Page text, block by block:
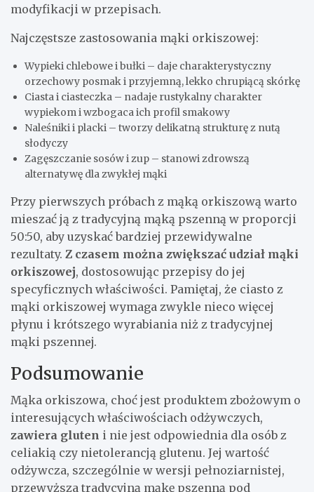
modyfikacji w przepisach.
Najczęstsze zastosowania mąki orkiszowej:
Wypieki chlebowe i bułki – daje charakterystyczny
orzechowy posmak i przyjemną, lekko chrupiącą skórkę
Ciasta i ciasteczka – nadaje rustykalny charakter
wypiekom i wzbogaca ich profil smakowy
Naleśniki i placki – tworzy delikatną strukturę z nutą
słodyczy
Zagęszczanie sosów i zup – stanowi zdrowszą
alternatywę dla zwykłej mąki
Przy pierwszych próbach z mąką orkiszową warto
mieszać ją z tradycyjną mąką pszenną w proporcji
50:50, aby uzyskać bardziej przewidywalne
rezultaty. Z czasem można zwiększać udział mąki
orkiszowej, dostosowując przepisy do jej
specyficznych właściwości. Pamiętaj, że ciasto z
mąki orkiszowej wymaga zwykle nieco więcej
płynu i krótszego wyrabiania niż z tradycyjnej
mąki pszennej.
Podsumowanie
Mąka orkiszowa, choć jest produktem zbożowym o
interesujących właściwościach odżywczych,
zawiera gluten i nie jest odpowiednia dla osób z
celiakią czy nietolerancją glutenu. Jej wartość
odżywcza, szczególnie w wersji pełnoziarnistej,
przewyższa tradycyjną mąkę pszenną pod